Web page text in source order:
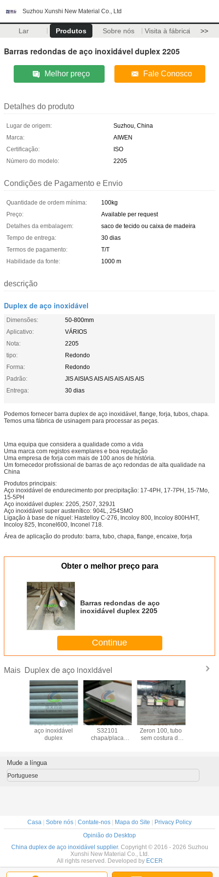
Suzhou Xunshi New Material Co., Ltd
Lar Produtos Sobre nós Visita à fábrica >>
Barras redondas de aço inoxidável duplex 2205
Melhor preço Fale Conosco
Detalhes do produto
Lugar de origem:
Suzhou, China
Marca:
AIWEN
Certificação:
ISO
Número do modelo:
2205
Condições de Pagamento e Envio
Quantidade de ordem mínima:
100kg
Preço:
Available per request
Detalhes da embalagem:
saco de tecido ou caixa de madeira
Tempo de entrega:
30 dias
Termos de pagamento:
T/T
Habilidade da fonte:
1000 m
descrição
Duplex de aço inoxidável
Dimensões:
50-800mm
Aplicativo:
VÁRIOS
Nota:
2205
tipo:
Redondo
Forma:
Redondo
Padrão:
JIS AISIAS AIS AIS AIS AIS AIS
Entrega:
30 dias
Podemos fornecer barra duplex de aço inoxidável, flange, forja, tubos, chapa.
Temos uma fábrica de usinagem para processar as peças.
Uma equipa que considera a qualidade como a vida
Uma marca com registos exemplares e boa reputação
Uma empresa de forja com mais de 100 anos de história.
Um fornecedor profissional de barras de aço redondas de alta qualidade na
China
Produtos principais:
Aço inoxidável de endurecimento por precipitação: 17-4PH, 17-7PH, 15-7Mo,
15-5PH
Aço inoxidável duplex: 2205, 2507, 329J1
Aço inoxidável super austenítico: 904L, 254SMO
Ligação à base de níquel: Hastelloy C-276, Incoloy 800, Incoloy 800H/HT,
Incoloy 825, Inconel600, Inconel 718.
Área de aplicação do produto: barra, tubo, chapa, flange, encaixe, forja
Obter o melhor preço para
Barras redondas de aço
inoxidável duplex 2205
Continue
Mais Duplex de aço inoxidável
Tubo e tubo de
aço inoxidável
duplex
LDX2101 UNS
S32101
chapa/placa
UNS S32760
Zeron 100, tubo
sem costura de
Mude a língua
Portuguese
Casa | Sobre nós | Contate-nos | Mapa do Site | Privacy Policy
Opinião do Desktop
China duplex de aço inoxidável supplier. Copyright © 2016 - 2026 Suzhou
Xunshi New Material Co., Ltd.
All rights reserved. Developed by ECER